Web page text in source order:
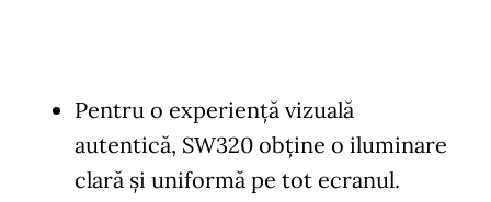
Pentru o experiență vizuală
autentică, SW320 obţine o iluminare
clară și uniformă pe tot ecranul.